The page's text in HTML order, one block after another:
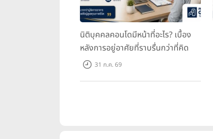
นิติบุคคลคอนโดมีหน้าที่อะไร? เบื้อง
หลังการอยู่อาศัยที่ราบรื่นกว่าที่คิด
31 ก.ค. 69